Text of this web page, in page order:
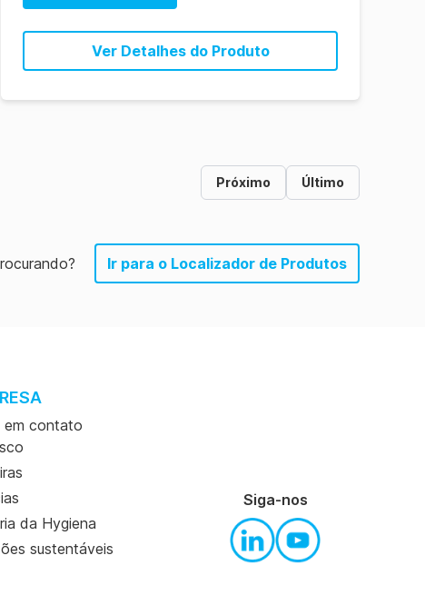
Espanhol
Ver Detalhes do Produto
Próximo Último
Ir para o Localizador de Produtos
em contato
da Hygiena
sustentáveis
Siga-nos